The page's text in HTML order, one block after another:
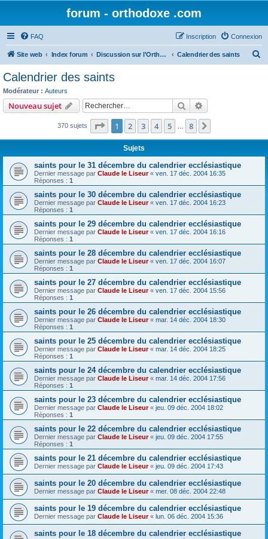
forum - orthodoxe .com
FAQ Connexion
Inscription
Site web Index forum Discussion sur l'Orthodoxie Calendrier des saints
c
Calendrier des saints
Modérateur : Auteurs
Nouveau sujet Rechercher
370 sujets Page 1sur8
1 2 3 4 5 8
Sujets
saints pour le 31 décembre du calendrier ecclésiastique
Dernier message par Claude le Liseur« ven. 17 déc. 2004 16:35
Réponses : 1
saints pour le 30 décembre du calendrier ecclésiastique
Dernier message par Claude le Liseur« ven. 17 déc. 2004 16:23
Réponses : 1
saints pour le 29 décembre du calendrier ecclésiastique
Dernier message par Claude le Liseur« ven. 17 déc. 2004 16:16
Réponses : 1
saints pour le 28 décembre du calendrier ecclésiastique
Dernier message par Claude le Liseur« ven. 17 déc. 2004 16:07
Réponses : 1
saints pour le 27 décembre du calendrier ecclésiastique
Dernier message par Claude le Liseur« ven. 17 déc. 2004 15:56
Réponses : 1
saints pour le 26 décembre du calendrier ecclésiastique
Dernier message par Claude le Liseur« mar. 14 déc. 2004 18:30
Réponses : 1
saints pour le 25 décembre du calendrier ecclésiastique
Dernier message par Claude le Liseur« mar. 14 déc. 2004 18:25
Réponses : 1
saints pour le 24 décembre du calendrier ecclésiastique
Dernier message par Claude le Liseur« mar. 14 déc. 2004 17:56
Réponses : 1
saints pour le 23 décembre du calendrier ecclésiastique
Dernier message par Claude le Liseur« jeu. 09 déc. 2004 18:02
Réponses : 1
saints pour le 22 décembre du calendrier ecclésiastique
Dernier message par Claude le Liseur« jeu. 09 déc. 2004 17:55
Réponses : 1
saints pour le 21 décembre du calendrier ecclésiastique
Dernier message par Claude le Liseur« jeu. 09 déc. 2004 17:43
saints pour le 20 décembre du calendrier ecclésiastique
Dernier message par Claude le Liseur« mer. 08 déc. 2004 22:48
saints pour le 19 décembre du calendrier ecclésiastique
Dernier message par Claude le Liseur« lun. 06 déc. 2004 15:36
saints pour le 18 décembre du calendrier ecclésiastique